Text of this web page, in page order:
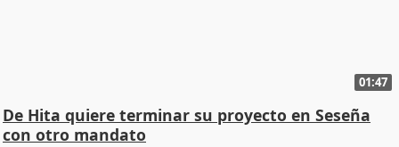
01:47
De Hita quiere terminar su proyecto en Seseña
con otro mandato